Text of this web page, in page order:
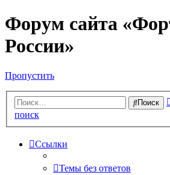
Форум сайта
России»
Пропустить
Поиск
поиск
Ссылки
Темы без ответов